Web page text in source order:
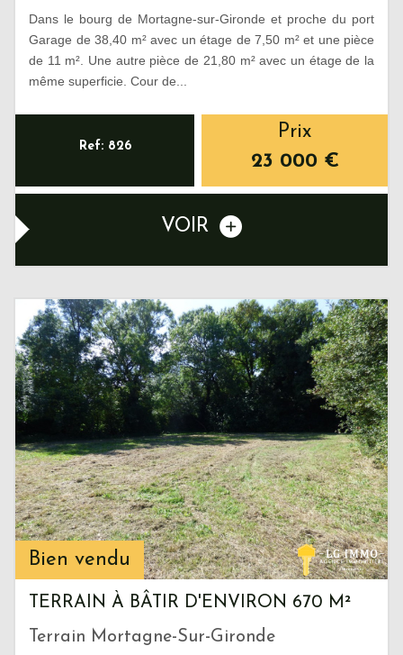
Dans le bourg de Mortagne-sur-Gironde et proche du port
Garage de 38,40 m² avec un étage de 7,50 m² et une pièce
de 11 m². Une autre pièce de 21,80 m² avec un étage de la
même superficie. Cour de...
Ref: 826
Prix
23 000 €
VOIR
Bien vendu
TERRAIN À BÂTIR D'ENVIRON 670 M²
Terrain Mortagne-Sur-Gironde